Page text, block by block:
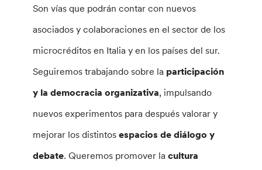
Son vías que podrán contar con nuevos
asociados y colaboraciones en el sector de los
microcréditos en Italia y en los países del sur.
Seguiremos trabajando sobre la participación
y la democracia organizativa, impulsando
nuevos experimentos para después valorar y
mejorar los distintosespacios de diálogo y
debate. Queremos promover la cultura